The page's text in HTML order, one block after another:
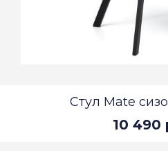
Стул Mate
10 490